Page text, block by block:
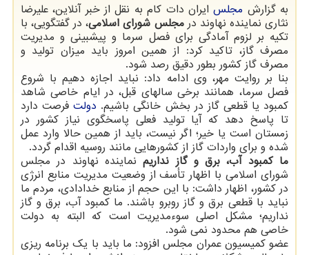
به گزارش مجلسایران دات کام به نقل از خبر آنلاین، علیرضا
نثاری نماینده نهاوند درمجلس شورای اسلامی، در گفتگویی، با
تکیه بر لزوم آمادگی برای فصل سرما و پیشبینی و مدیریت
مصرف گاز، تاکید کرد: از همین امروز باید میزان تولید و
مصرف گاز کشور بطور دقیق رصد شود.
بنا بر روایت مهر، وی ادامه داد: نباید اجازه دهیم با شروع
فصل سرما، همانند برخی سالهای قبل، در ایام خاصی شاهد
کمبود یا قطعی گاز در بخش خانگی باشیم. دولتفرصت دارد
تا پاسخ دهد که آیا تولید فعلی پاسخگوی نیاز کشور در
زمستان است یا خیر؛ اگر نیست، باید از همین حالا وارد عمل
شده و برای واردات گاز از کشورهایی مانند روسیه اقدام گردد.
ما کمبود آب، برق و گاز نداریمنماینده نهاوند در مجلس
شورای اسلامی با اظهار تأسف از وضعیت مدیریت منابع انرژی
در کشور، اظهار داشت: با این حجم از منابع خدادادی، مردم ما
نباید با قطعی برق و گاز روبرو باشند. ما کمبود آب، برق و گاز
نداریم؛ مشکل اصلی سوءمدیریت است که البته به دولت
خاصی هم محدود نمی شود.
عضو کمیسیون عمران مجلس افزود: ما باید با یک برنامه ریزی